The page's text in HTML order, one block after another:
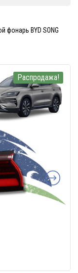
фонарь BYD SONG
Распродажа!